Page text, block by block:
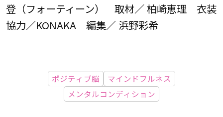
登（フォーティーン） 取材／ 柏崎恵理 衣装
協力／KONAKA 編集／ 浜野彩希
ポジティブ脳
マインドフルネス
メンタルコンディション